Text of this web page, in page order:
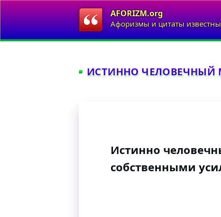
AFORIZM.org
Афоризмы и цитаты
ИСТИННО ЧЕЛОВЕЧНЫЙ
Истинно
собственными